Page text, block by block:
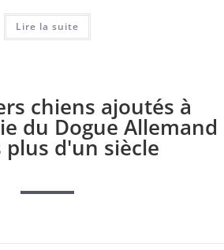
Lire la suite
chiens ajoutés à
du Dogue Allemand
plus d'un siècle